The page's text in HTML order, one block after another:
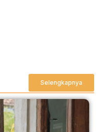
Selengkapnya